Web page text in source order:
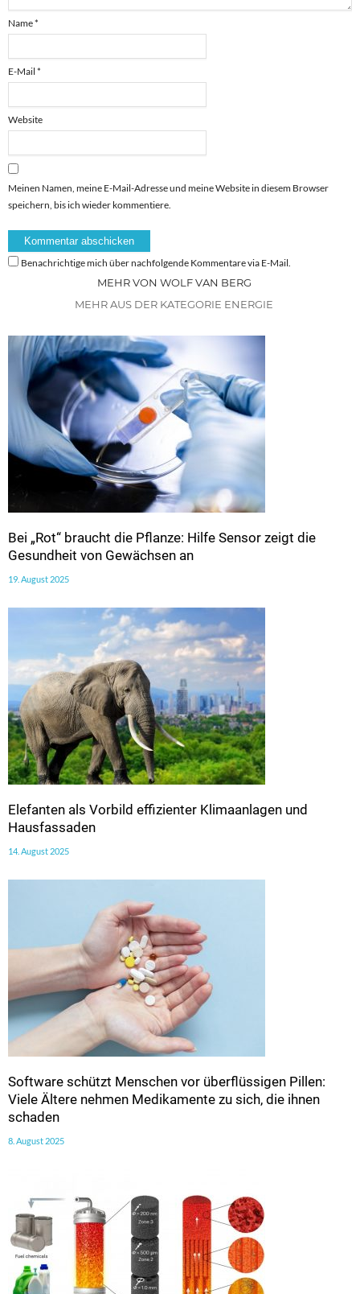
Name*
E-Mail *
Website
Meinen Namen, meine E-Mail-Adresse und meine Website in diesem Browser
speichern, bis ich wieder kommentiere.
Benachrichtige mich über nachfolgende Kommentare via E-Mail.
MEHR VON WOLF VAN BERG
MEHR AUS DER KATEGORIE ENERGIE
Bei „Rot“ braucht die Pflanze: Hilfe Sensor zeigt die
Gesundheit von Gewächsen an
19. August 2025
Elefanten als Vorbild effizienter Klimaanlagen und
Hausfassaden
14. August 2025
Software schützt Menschen vor überflüssigen Pillen:
Viele Ältere nehmen Medikamente zu sich, die ihnen
schaden
8. August 2025